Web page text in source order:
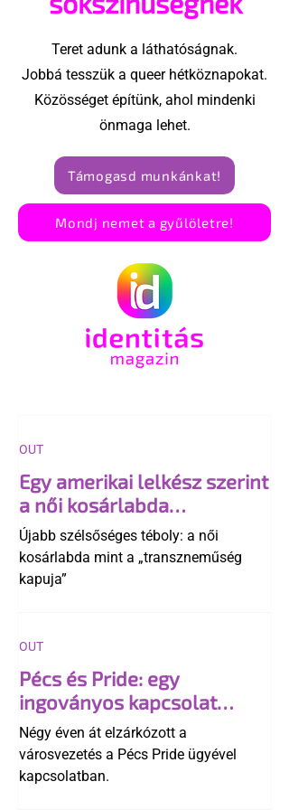
Teret adunk a láthatóságnak.
Jobbá tesszük a queer hétköznapokat.
Közösséget építünk, ahol mindenki
önmaga lehet.
Támogasd munkánkat!
Mondj nemet a gyűlöletre!
Egy amerikai lelkész szerint
a női kosárlabda
transzneműséghez vezet
Újabb szélsőséges téboly: a női
kosárlabda mint a „transzneműség
kapuja”
OUT
Pécs és Pride: egy
ingoványos kapcsolat
története
Négy éven át elzárkózott a
városvezetés a Pécs Pride ügyével
kapcsolatban.
OUT